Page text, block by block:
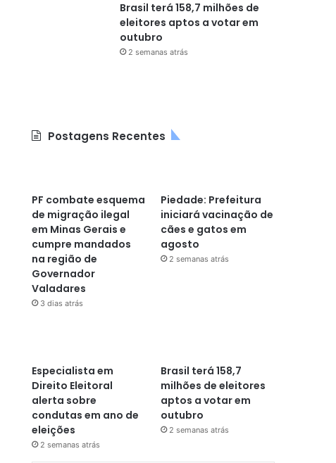
Brasil terá 158,7 milhões de
eleitores aptos a votar em
outubro
2 semanas atrás
Postagens Recentes
PF combate esquema
de migração ilegal
em Minas Gerais e
cumpre mandados
na região de
Governador
Valadares
3 dias atrás
Piedade: Prefeitura
iniciará vacinação de
cães e gatos em
agosto
2 semanas atrás
Especialista em
Direito Eleitoral
alerta sobre
condutas em ano de
eleições
2 semanas atrás
Brasil terá 158,7
milhões de eleitores
aptos a votar em
outubro
2 semanas atrás